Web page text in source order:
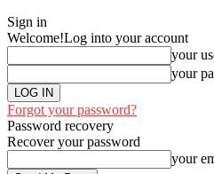
Sign in
Welcome!Log into your account
your
your
Forgot your password?
Password recovery
Recover your password
your